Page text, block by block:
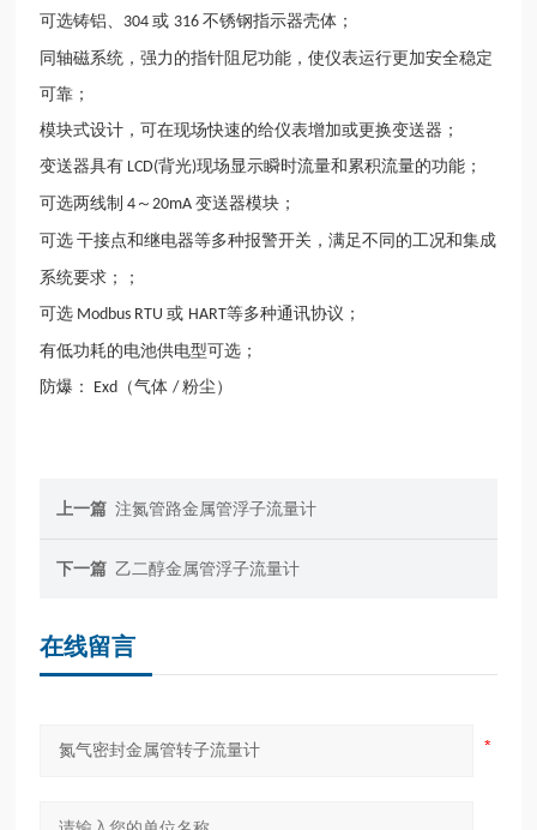
可选铸铝、 304或 316不锈钢指示器壳体；
同轴磁系统，强力的指针阻尼功能，使仪表运行更加安全稳定
可靠；
模块式设计，可在现场快速的给仪表增加或更换变送器；
变送器具有 LCD(背光)现场显示瞬时流量和累积流量的功能；
可选两线制 4 ～ 20mA变送器模块；
可选 干接点和继电器等多种报警开关，满足不同的工况和集成
系统要求；；
可选 Modbus RTU或 HART等多种通讯协议；
有低功耗的电池供电型可选；
防爆：
Exd （气体/粉尘）
上一篇 注氮管路金属管浮子流量计
下一篇 乙二醇金属管浮子流量计
在线留言